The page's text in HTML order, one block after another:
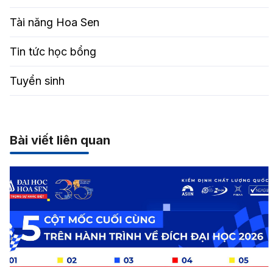
Tài năng Hoa Sen
Tin tức học bổng
Tuyển sinh
Bài viết liên quan